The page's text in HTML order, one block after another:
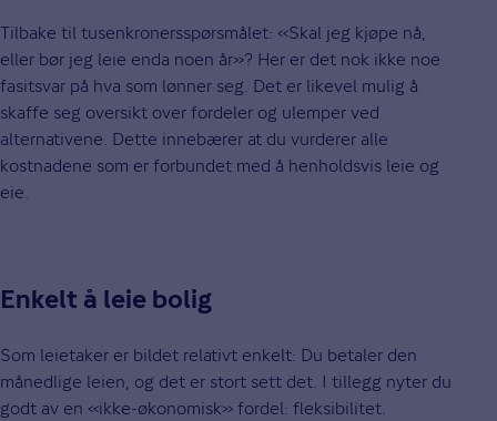
Tilbake til tusenkronersspørsmålet: «Skal jeg kjøpe nå,
eller bør jeg leie enda noen år»? Her er det nok ikke noe
fasitsvar på hva som lønner seg. Det er likevel mulig å
skaffe seg oversikt over fordeler og ulemper ved
alternativene. Dette innebærer at du vurderer alle
kostnadene som er forbundet med å henholdsvis leie og
eie.
Enkelt å leie bolig
Som leietaker er bildet relativt enkelt: Du betaler den
månedlige leien, og det er stort sett det. I tillegg nyter du
godt av en «ikke-økonomisk» fordel: fleksibilitet.